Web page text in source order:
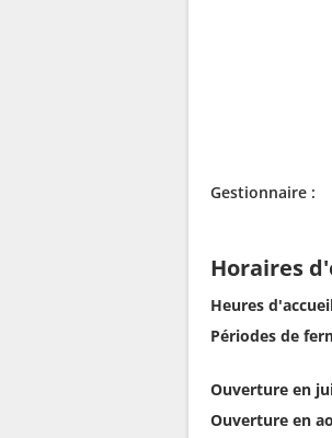
Gestionnaire :
Horaires
Heures
Périodes de
Ouverture en
Ouverture en